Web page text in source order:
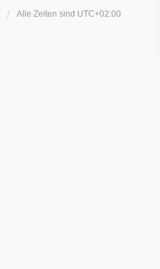
Alle Zeiten sind UTC+02:00